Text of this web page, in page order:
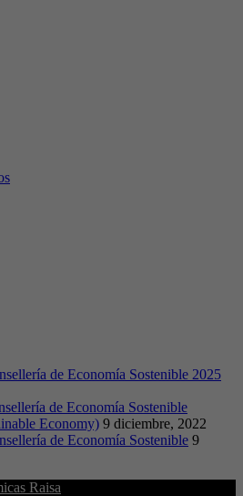
de Economía Sostenible 2025
de Economía Sostenible
Economy) 9 diciembre, 2022
de Economía Sostenible 9